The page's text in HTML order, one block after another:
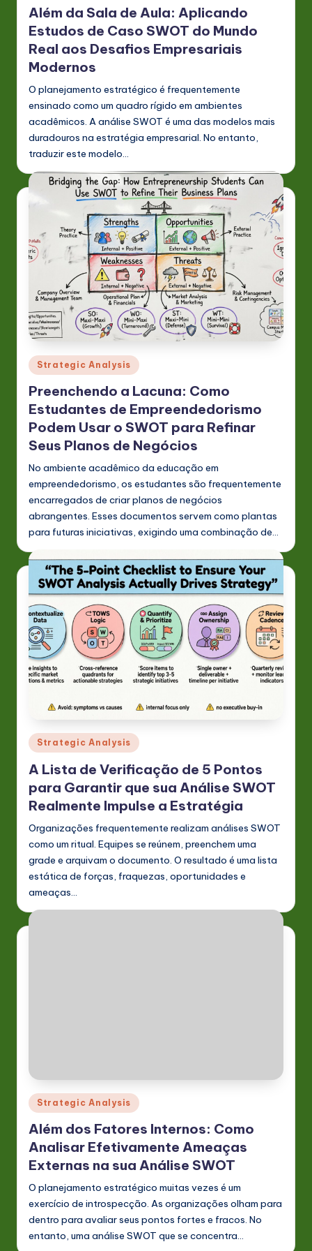
Além da Sala de Aula: Aplicando
Estudos de Caso SWOT do Mundo
Real aos Desafios Empresariais
Modernos
O planejamento estratégico é frequentemente
ensinado como um quadro rígido em ambientes
acadêmicos. A análise SWOT é uma das modelos mais
duradouros na estratégia empresarial. No entanto,
traduzir este modelo…
Posted
in
Strategic Analysis
Preenchendo a Lacuna: Como
Estudantes de Empreendedorismo
Podem Usar o SWOT para Refinar
Seus Planos de Negócios
No ambiente acadêmico da educação em
empreendedorismo, os estudantes são frequentemente
encarregados de criar planos de negócios
abrangentes. Esses documentos servem como plantas
para futuras iniciativas, exigindo uma combinação de…
Posted
in
Strategic Analysis
A Lista de Verificação de 5 Pontos
para Garantir que sua Análise SWOT
Realmente Impulse a Estratégia
Organizações frequentemente realizam análises SWOT
como um ritual. Equipes se reúnem, preenchem uma
grade e arquivam o documento. O resultado é uma lista
estática de forças, fraquezas, oportunidades e
ameaças…
Posted
in
Strategic Analysis
Além dos Fatores Internos: Como
Analisar Efetivamente Ameaças
Externas na sua Análise SWOT
O planejamento estratégico muitas vezes é um
exercício de introspecção. As organizações olham para
dentro para avaliar seus pontos fortes e fracos. No
entanto, uma análise SWOT que se concentra…